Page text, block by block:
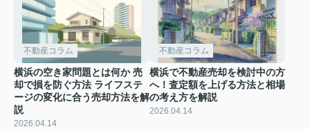
不動産コラム
横浜の空き家問題とは何か 売
却で損を防ぐ方法 ライフステ
ージの変化に合う売却方法を解
説
2026.04.14
不動産コラム
横浜で不動産売却を検討中の方
へ！査定額を上げる方法と相場
の考え方を解説
2026.04.14